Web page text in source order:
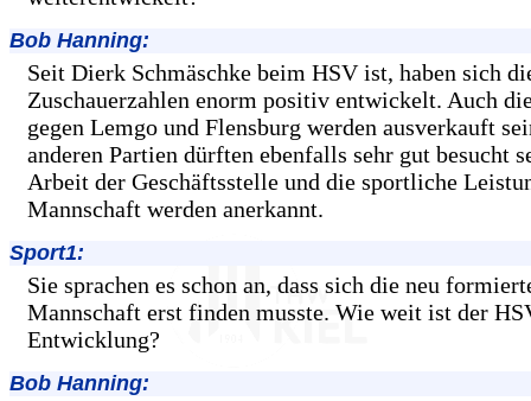
Bob Hanning:
Seit Dierk Schmäschke beim HSV ist, haben sich
Zuschauerzahlen enorm positiv entwickelt. Auch
gegen Lemgo und Flensburg werden ausverkauft
anderen Partien dürften ebenfalls sehr gut besucht
Arbeit der Geschäftsstelle und die sportliche
Mannschaft werden anerkannt.
Sport1:
Sie sprachen es schon an, dass sich die neu
Mannschaft erst finden musste. Wie weit ist der
Entwicklung?
Bob Hanning: